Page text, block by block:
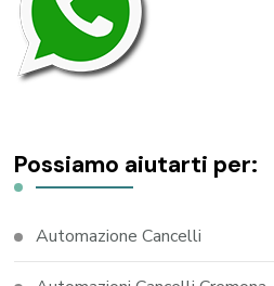
Possiamo aiutarti per:
Automazione Cancelli